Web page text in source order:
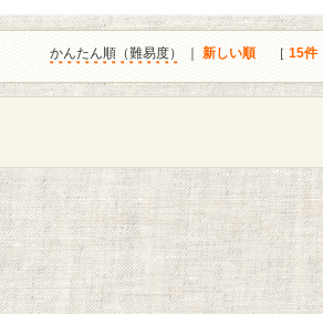
かんたん順（難易度） 新しい順 ［ 15件